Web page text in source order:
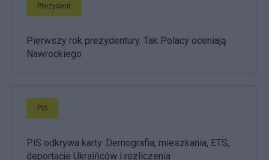
Prezydent
Pierwszy rok prezydentury. Tak Polacy oceniają
Nawrockiego
PiS
PiS odkrywa karty. Demografia, mieszkania, ETS,
deportacje Ukraińców i rozliczenia